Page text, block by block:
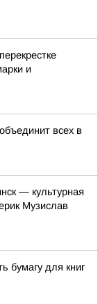
и
всех в
— культурная
Музислав
бумагу для книг